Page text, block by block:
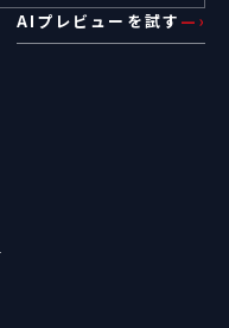
AIプレビューを試す —›